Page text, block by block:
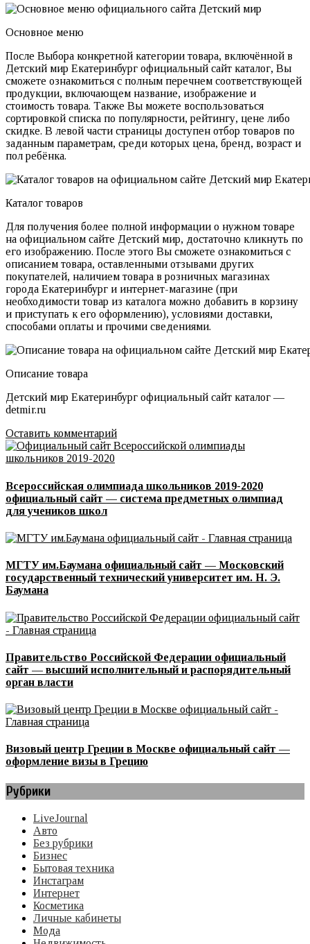
Основное меню
После Выбора конкретной категории товара, включённой в
Детский мир Екатеринбург официальный сайт каталог, Вы
сможете ознакомиться с полным перечнем соответствующей
продукции, включающем название, изображение и
стоимость товара. Также Вы можете воспользоваться
сортировкой списка по популярности, рейтингу, цене либо
скидке. В левой части страницы доступен отбор товаров по
заданным параметрам, среди которых цена, бренд, возраст и
пол ребёнка.
Каталог товаров
Для получения более полной информации о нужном товаре
на официальном сайте Детский мир, достаточно кликнуть по
его изображению. После этого Вы сможете ознакомиться с
описанием товара, оставленными отзывами других
покупателей, наличием товара в розничных магазинах
города Екатеринбург и интернет-магазине (при
необходимости товар из каталога можно добавить в корзину
и приступать к его оформлению), условиями доставки,
способами оплаты и прочими сведениями.
Описание товара
Детский мир Екатеринбург официальный сайт каталог —
detmir.ru
Оставить комментарий
Всероссийская олимпиада школьников 2019-2020
официальный сайт — система предметных олимпиад
для учеников школ
МГТУ им.Баумана официальный сайт — Московский
государственный технический университет им. Н. Э.
Баумана
Правительство Российской Федерации официальный
сайт — высший исполнительный и распорядительный
орган власти
Визовый центр Греции в Москве официальный сайт —
оформление визы в Грецию
Рубрики
LiveJournal
Авто
Без рубрики
Бизнес
Бытовая техника
Инстаграм
Интернет
Косметика
Личные кабинеты
Мода